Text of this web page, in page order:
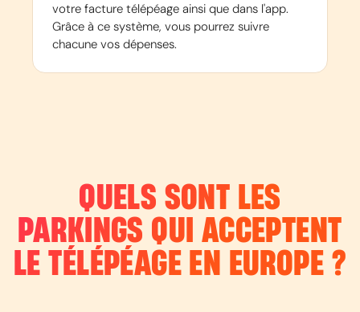
votre facture télépéage ainsi que dans l'app.
Grâce à ce système, vous pourrez suivre
chacune vos dépenses.
QUELS SONT LES
PARKINGS QUI ACCEPTENT
LE TÉLÉPÉAGE EN EUROPE ?